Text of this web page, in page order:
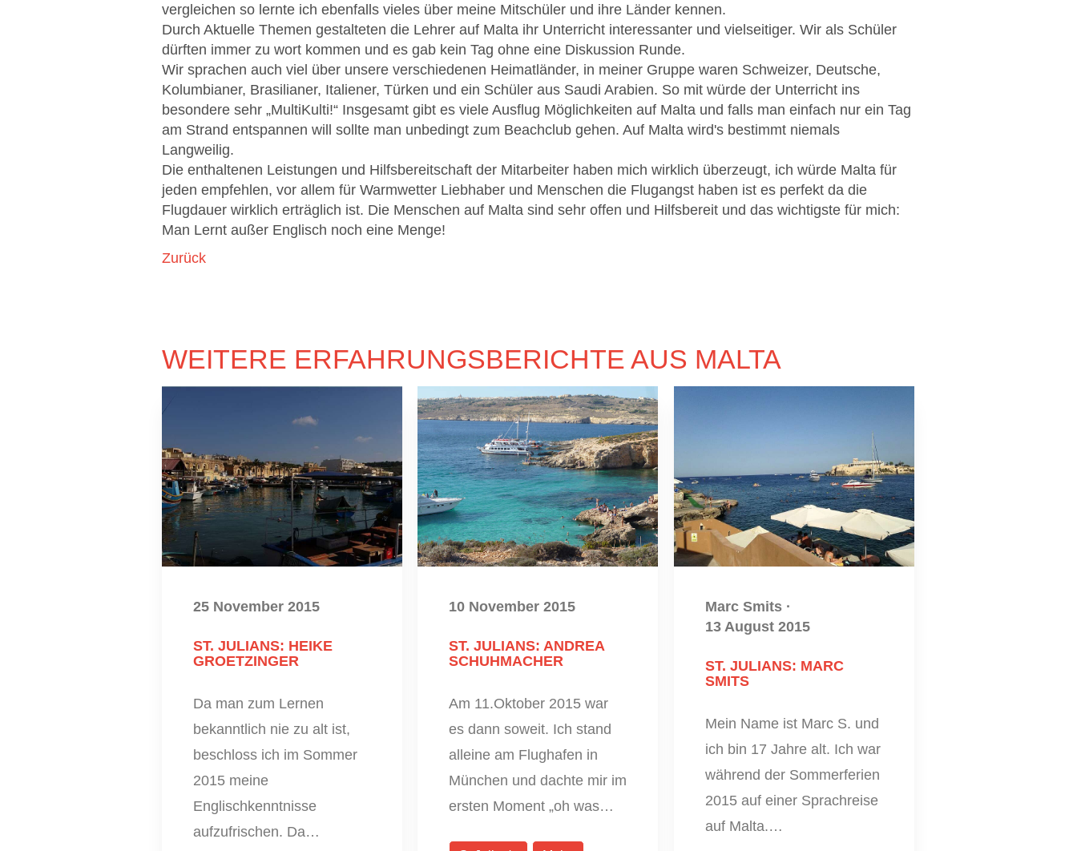
vergleichen so lernte ich ebenfalls vieles über meine Mitschüler und ihre Länder kennen.
Durch Aktuelle Themen gestalteten die Lehrer auf Malta ihr Unterricht interessanter und vielseitiger. Wir als Schüler
dürften immer zu wort kommen und es gab kein Tag ohne eine Diskussion Runde.
Wir sprachen auch viel über unsere verschiedenen Heimatländer, in meiner Gruppe waren Schweizer, Deutsche,
Kolumbianer, Brasilianer, Italiener, Türken und ein Schüler aus Saudi Arabien. So mit würde der Unterricht ins
besondere sehr „MultiKulti!“ Insgesamt gibt es viele Ausflug Möglichkeiten auf Malta und falls man einfach nur ein Tag
am Strand entspannen will sollte man unbedingt zum Beachclub gehen. Auf Malta wird's bestimmt niemals
Langweilig.
Die enthaltenen Leistungen und Hilfsbereitschaft der Mitarbeiter haben mich wirklich überzeugt, ich würde Malta für
jeden empfehlen, vor allem für Warmwetter Liebhaber und Menschen die Flugangst haben ist es perfekt da die
Flugdauer wirklich erträglich ist. Die Menschen auf Malta sind sehr offen und Hilfsbereit und das wichtigste für mich:
Man Lernt außer Englisch noch eine Menge!
Zurück
WEITERE ERFAHRUNGSBERICHTE AUS MALTA
25 November 2015
ST. JULIANS: HEIKE
GROETZINGER
Da man zum Lernen
bekanntlich nie zu alt ist,
beschloss ich im Sommer
2015 meine
Englischkenntnisse
aufzufrischen. Da…
10 November 2015
ST. JULIANS: ANDREA
SCHUHMACHER
Am 11.Oktober 2015 war
es dann soweit. Ich stand
alleine am Flughafen in
München und dachte mir im
ersten Moment „oh was…
Marc Smits ·
13 August 2015
ST. JULIANS: MARC
SMITS
Mein Name ist Marc S. und
ich bin 17 Jahre alt. Ich war
während der Sommerferien
2015 auf einer Sprachreise
auf Malta.…